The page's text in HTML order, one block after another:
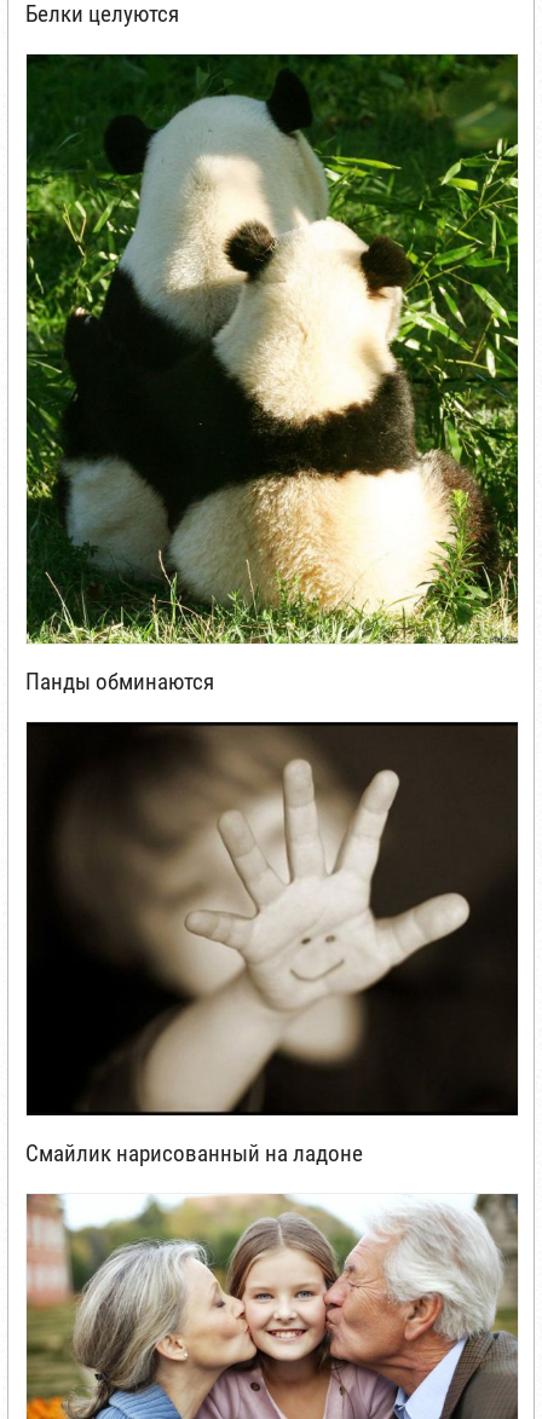
Белки целуются
Панды обминаются
Смайлик нарисованный на ладоне